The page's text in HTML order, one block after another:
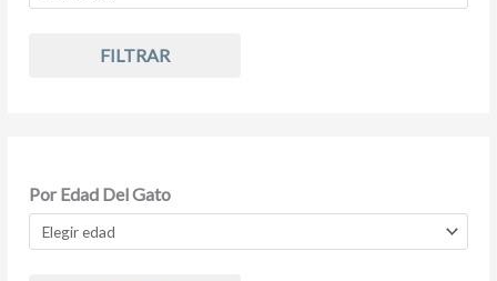
FILTRAR
Por Edad Del Gato